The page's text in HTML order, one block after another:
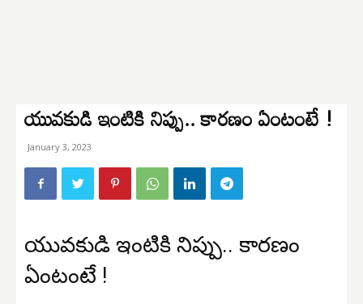
యువకుడి ఇంటికి నిప్పు.. కారణం ఏంటంటే !
January 3, 2023
యువకుడి ఇంటికి నిప్పు.. కారణం
ఏంటంటే !